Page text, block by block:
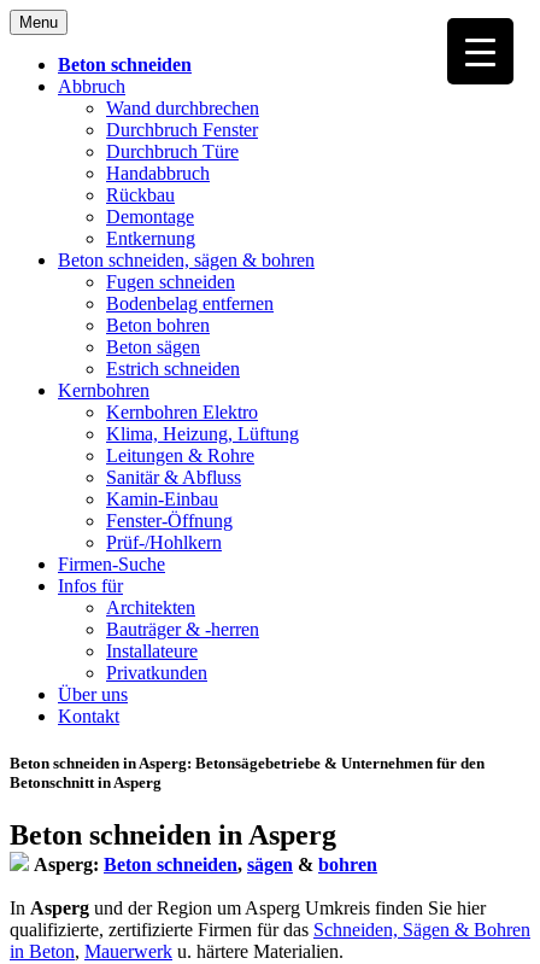
Skip
to
content
Menu
Beton schneiden
Abbruch
Wand durchbrechen
Durchbruch Fenster
Durchbruch Türe
Handabbruch
Rückbau
Demontage
Entkernung
Beton schneiden, sägen & bohren
Fugen schneiden
Bodenbelag entfernen
Beton bohren
Beton sägen
Estrich schneiden
Kernbohren
Kernbohren Elektro
Klima, Heizung, Lüftung
Leitungen & Rohre
Sanitär & Abfluss
Kamin-Einbau
Fenster-Öffnung
Prüf-/Hohlkern
Firmen-Suche
Infos für
Architekten
Bauträger & -herren
Installateure
Privatkunden
Über uns
Kontakt
Beton schneiden in Asperg: Betonsägebetriebe & Unternehmen für den
Betonschnitt in Asperg
Beton schneiden in Asperg
Asperg: Beton schneiden, sägen & bohren
In Asperg und der Region um Asperg Umkreis finden Sie hier
qualifizierte, zertifizierte Firmen für das Schneiden, Sägen & Bohren
in Beton, Mauerwerk u. härtere Materialien.